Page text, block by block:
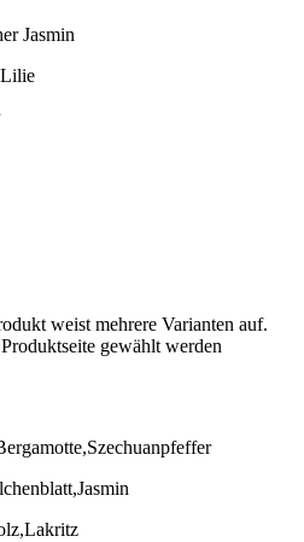
Jasmin
weist mehrere Varianten auf.
gewählt werden